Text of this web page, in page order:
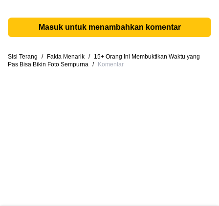
Masuk untuk menambahkan komentar
Sisi Terang / Fakta Menarik /
15+ Orang Ini Membuktikan Waktu yang
Pas Bisa Bikin Foto Sempurna / Komentar